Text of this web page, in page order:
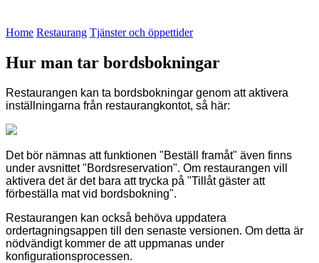
Home Restaurang Tjänster och öppettider
Hur man tar bordsbokningar
Restaurangen kan ta bordsbokningar genom att aktivera
inställningarna från restaurangkontot, så här:
Det bör nämnas att funktionen "Beställ framåt" även finns
under avsnittet "Bordsreservation". Om restaurangen vill
aktivera det är det bara att trycka på "Tillåt gäster att
förbeställa mat vid bordsbokning".
Restaurangen kan också behöva uppdatera
ordertagningsappen till den senaste versionen. Om detta är
nödvändigt kommer de att uppmanas under
konfigurationsprocessen.